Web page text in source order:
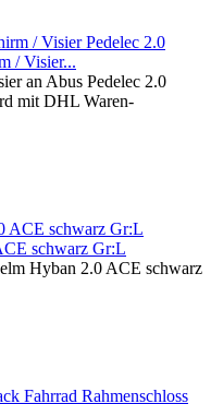
/ Visier...
an Abus Pedelec 2.0
mit DHL Waren-
schwarz Gr:L
Hyban 2.0 ACE schwarz